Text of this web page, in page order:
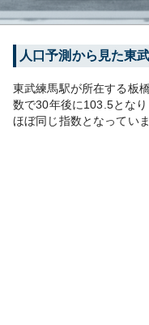
人口予測から見た東
東武練馬駅が所在する板
数で30年後に103.5となり
ほぼ同じ指数となっていま